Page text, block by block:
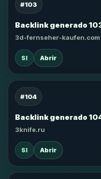
#103
Backlink generado
3d-fernseher-kaufen.com
SI Abrir
#104
Backlink generado
3knife.ru
SI Abrir